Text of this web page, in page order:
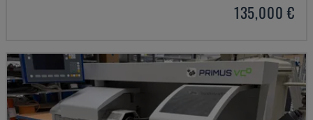
135,000 €